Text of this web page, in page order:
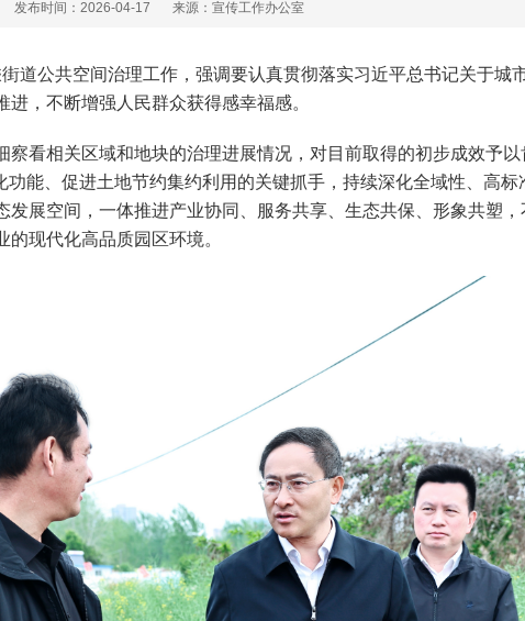
发布时间：2026-04-17 来源：宣传工作办公室
道公共空间治理工作，强调要认真贯彻落实习近平总书记关于城
，不断增强人民群众获得感幸福感。
看相关区域和地块的治理进展情况，对目前取得的初步成效予
能、促进土地节约集约利用的关键抓手，持续深化全域性、高
展空间，一体推进产业协同、服务共享、生态共保、形象共塑
现代化高品质园区环境。